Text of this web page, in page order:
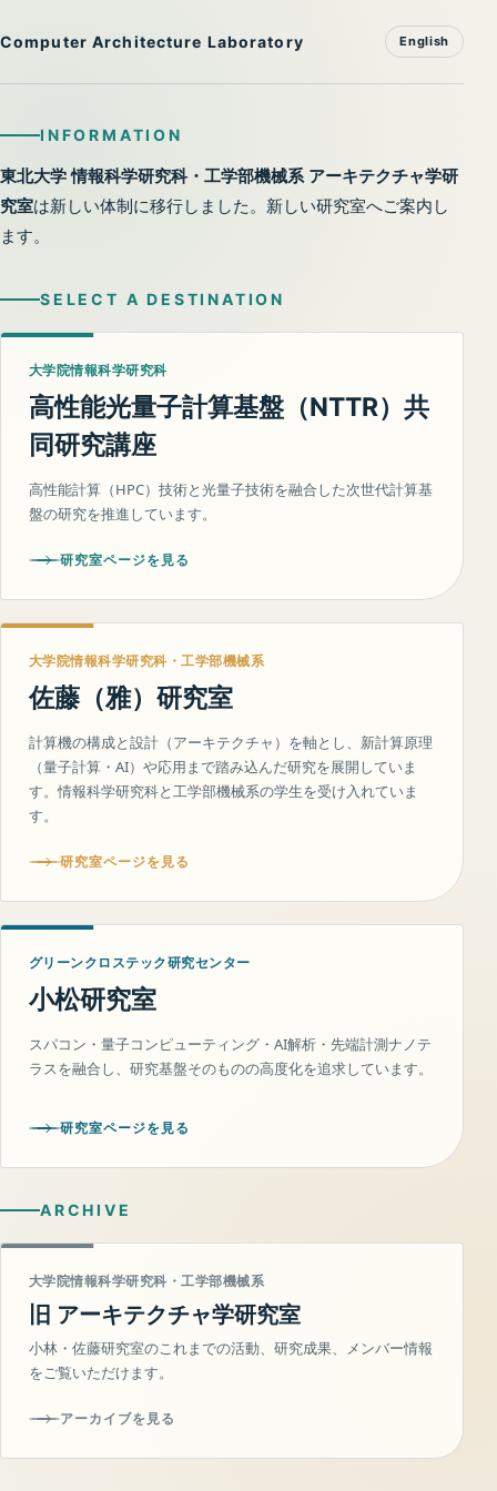
Computer Architecture Laboratory English
INFORMATION
東北大学 情報科学研究科・工学部機械系 アーキテクチャ学研
究室は新しい体制に移行しました。新しい研究室へご案内し
ます。
SELECT A DESTINATION
大学院情報科学研究科
高性能光量子計算基盤（NTTR）共
同研究講座
高性能計算（HPC）技術と光量子技術を融合した次世代計算基
盤の研究を推進しています。
研究室ページを見る
大学院情報科学研究科・工学部機械系
佐藤（雅）研究室
計算機の構成と設計（アーキテクチャ）を軸とし、新計算原理
（量子計算・AI）や応用まで踏み込んだ研究を展開していま
す。情報科学研究科と工学部機械系の学生を受け入れていま
す。
研究室ページを見る
グリーンクロステック研究センター
小松研究室
スパコン・量子コンピューティング・AI解析・先端計測ナノテ
ラスを融合し、研究基盤そのものの高度化を追求しています。
研究室ページを見る
ARCHIVE
大学院情報科学研究科・工学部機械系
旧 アーキテクチャ学研究室
小林・佐藤研究室のこれまでの活動、研究成果、メンバー情報
をご覧いただけます。
アーカイブを見る